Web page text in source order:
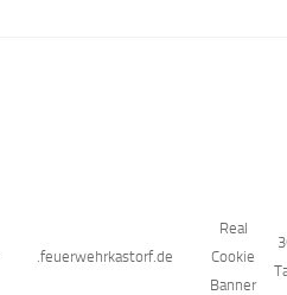
.feuerwehrkastorf.de
Real
Cookie
Banner